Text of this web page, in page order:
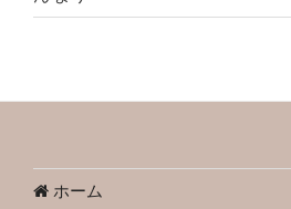
ホーム